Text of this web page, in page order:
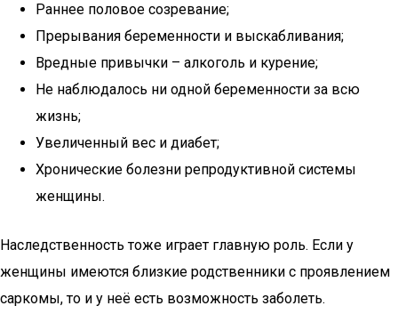
Раннее половое созревание;
Прерывания беременности и выскабливания;
Вредные привычки – алкоголь и курение;
Не наблюдалось ни одной беременности за всю
жизнь;
Увеличенный вес и диабет;
Хронические болезни репродуктивной системы
женщины.
Наследственность тоже играет главную роль. Если у
женщины имеются близкие родственники с проявлением
саркомы, то и у неё есть возможность заболеть.